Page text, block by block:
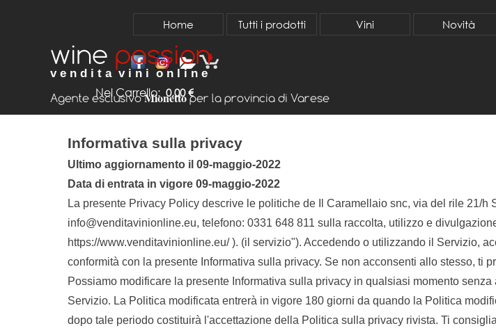
Salta
Home Tutti i prodotti Vini ▼
Novità
Nel Carrello: 0,00 €
wine passion
v e n d i t a v i n i o n l i n e
Agente esclusivoMionettoper la provincia di Varese
Informativa sulla privacy
Ultimo aggiornamento il 09-maggio-2022
Data di entrata in vigore 09-maggio-2022
La presente Privacy Policy descrive le politiche de Il Caramellaio snc, via del rile 21/h
info@venditavinionline.eu, telefono: 0331 648 811 sulla raccolta, utilizzo e
https://www.venditavinionline.eu/ ). (il servizio"). Accedendo o utilizzando il Servizio,
conformità con la presente Informativa sulla privacy. Se non acconsenti allo stesso, ti
Possiamo modificare la presente Informativa sulla privacy in qualsiasi momento
Servizio. La Politica modificata entrerà in vigore 180 giorni da quando la Politica
dopo tale periodo costituirà l'accettazione della Politica sulla privacy rivista. Ti